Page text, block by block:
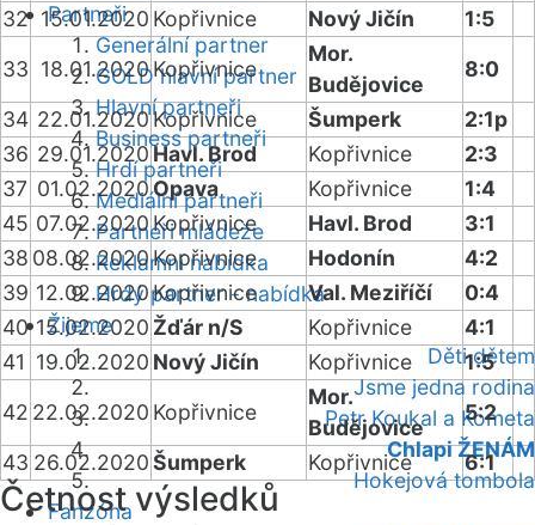
Partneři
Generální partner
GOLD hlavní partner
Hlavní partneři
Business partneři
Hrdí partneři
Mediální partneři
Partneři mládeže
Reklamní nabídka
Hrdý partner - nabídka
Žijeme
Děti dětem
Jsme jedna rodina
Petr Koukal a Kometa
Chlapi ŽENÁM
Hokejová tombola
Fanzóna
32 15.01.2020 Kopřivnice Nový Jičín
1:5
33 18.01.2020Kopřivnice
Mor.
Budějovice
8:0
34 22.01.2020Kopřivnice Šumperk
2:1p
36 29.01.2020Havl. Brod Kopřivnice
2:3
37 01.02.2020Opava Kopřivnice
1:4
45 07.02.2020Kopřivnice Havl. Brod
3:1
38 08.02.2020Kopřivnice Hodonín
4:2
39 12.02.2020Kopřivnice Val. Meziříčí
0:4
40 15.02.2020 Žďár n/S Kopřivnice
4:1
41 19.02.2020 Nový Jičín Kopřivnice
1:5
42 22.02.2020 Kopřivnice
Mor.
Budějovice
5:2
43 26.02.2020Šumperk Kopřivnice 6:1
Četnost výsledků